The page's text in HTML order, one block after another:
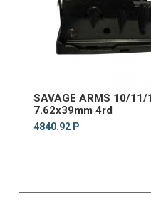
SAVAGE ARMS 10/11/
7.62x39mm 4rd
4840.92 Р